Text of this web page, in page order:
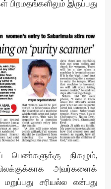
பிறமதங்களிலும் இருப்பது
பெண்களுக்கு நிகழும்,
அவர்களைக்
சரியல்ல என்பது